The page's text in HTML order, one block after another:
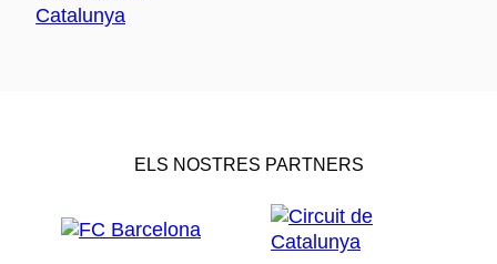
ELS NOSTRES PARTNERS